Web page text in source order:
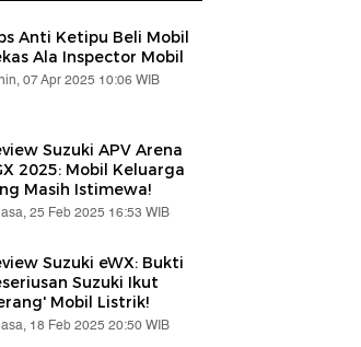
Anti Ketipu Beli Mobil
Ala Inspector Mobil
07 Apr 2025 10:06 WIB
Suzuki APV Arena
2025: Mobil Keluarga
Masih Istimewa!
25 Feb 2025 16:53 WIB
Suzuki eWX: Bukti
Suzuki Ikut
Mobil Listrik!
18 Feb 2025 20:50 WIB